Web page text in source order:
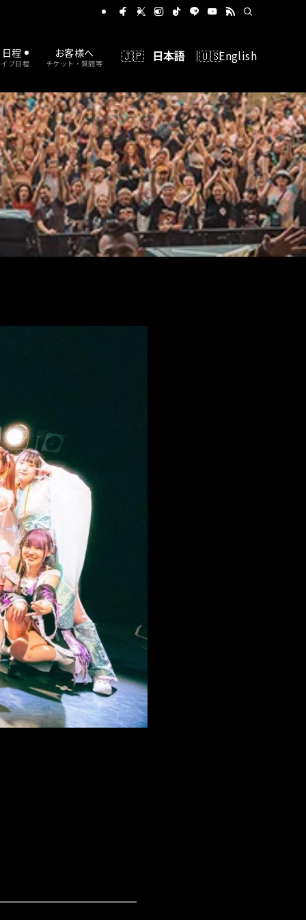
日程
ブ日程
お客様へ
チケット・質問等 English
日本語